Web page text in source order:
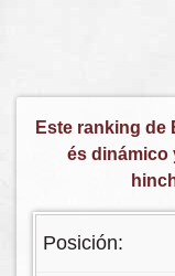
Este ranking de
és dinámico